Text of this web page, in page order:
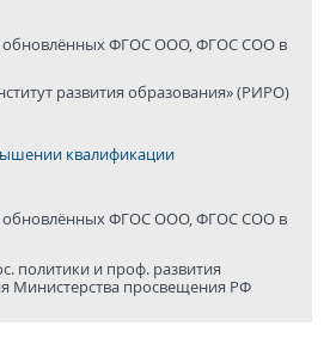
обновлённых ФГОС ООО, ФГОС СОО в
развития образования» (РИРО)
квалификации
обновлённых ФГОС ООО, ФГОС СОО в
политики и проф. развития
Министерства просвещения РФ